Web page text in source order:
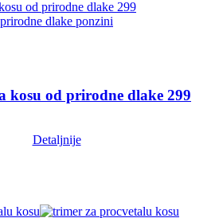
kosu od prirodne dlake 299
Detaljnije